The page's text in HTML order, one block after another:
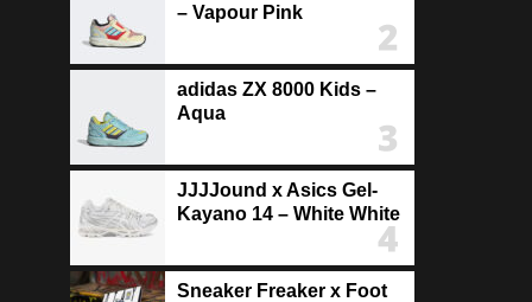
– Vapour Pink
adidas ZX 8000 Kids –
Aqua
JJJJound x Asics Gel-
Kayano 14 – White White
Sneaker Freaker x Foot